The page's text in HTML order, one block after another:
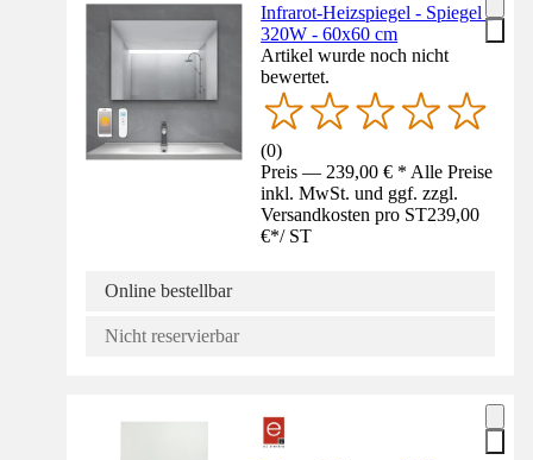
Infrarot-Heizspiegel - Spiegel -
320W - 60x60 cm
Artikel wurde noch nicht
bewertet.
(0)
Preis — 239,00 € * Alle Preise
inkl. MwSt. und ggf. zzgl.
Versandkosten pro ST239,00
€*/ ST
Online bestellbar
Nicht reservierbar